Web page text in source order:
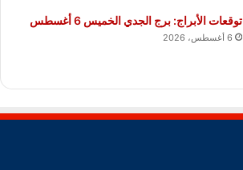
توقعات الأبراج: برج الجدي الخميس 6 أغسطس
6 أغسطس، 2026